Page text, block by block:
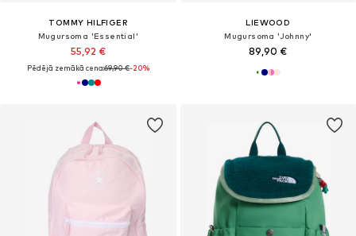
TOMMY HILFIGER
Mugursoma 'Essential'
55,92 €
Pēdējā zemākā cena:69,90 €-20%
LIEWOOD
Mugursoma 'Johnny'
89,90 €